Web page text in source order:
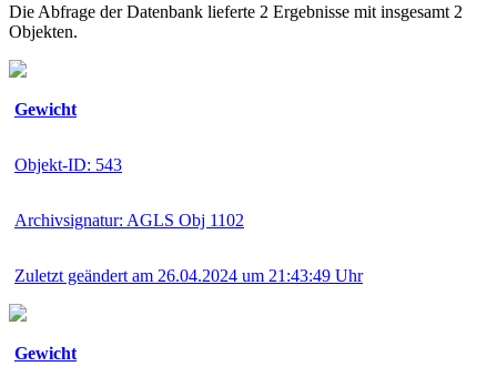
Die Abfrage der Datenbank lieferte 2 Ergebnisse mit insgesamt 2
Objekten.
Gewicht
Objekt-ID: 543
Archivsignatur: AGLS Obj 1102
Zuletzt geändert am 26.04.2024 um 21:43:49 Uhr
Gewicht